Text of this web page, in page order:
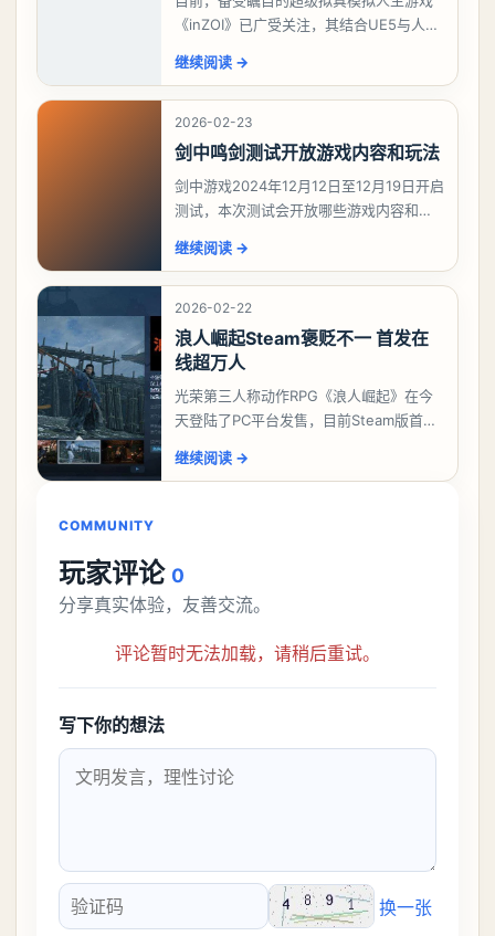
《inZOI》已广受关注，其结合UE5与人工
期待榜上脱颖而出，稳坐榜首。对于这款
深受模拟
继续阅读 →
2026-02-23
剑中鸣剑测试开放游戏内容和玩法
剑中游戏2024年12月12日至12月19日开启
测试，本次测试会开放哪些游戏内容和玩
剑测试开放游戏内容和玩法，想要了解详
情的
继续阅读 →
2026-02-22
浪人崛起Steam褒贬不一 首发在
线超万人
光荣第三人称动作RPG《浪人崛起》在今
天登陆了PC平台发售，目前Steam版首发
贬不一”。中文区评价394篇，为“多半
继续阅读 →
COMMUNITY
玩家评论 0
分享真实体验，友善交流。
评论暂时无法加载，请稍后重试。
写下你的想法
验证码
换一张